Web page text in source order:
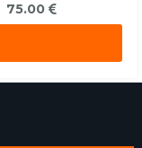
75.00